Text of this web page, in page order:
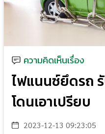
ความคิดเห็นเรื่อง
ไฟแนนซ์ยึดรถ รั
โดนเอาเปรียบ
2023-12-13 09:23:05